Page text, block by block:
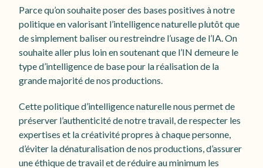
Parce qu’on souhaite poser des bases positives à notre
politique en valorisant l’intelligence naturelle plutôt que
de simplement baliser ou restreindre l’usage de l’IA. On
souhaite aller plus loin en soutenant que l’IN demeure le
type d’intelligence de base pour la réalisation de la
grande majorité de nos productions.
Cette politique d’intelligence naturelle nous permet de
préserver l’authenticité de notre travail, de respecter les
expertises et la créativité propres à chaque personne,
d’éviter la dénaturalisation de nos productions, d’assurer
une éthique de travail et de réduire au minimum les